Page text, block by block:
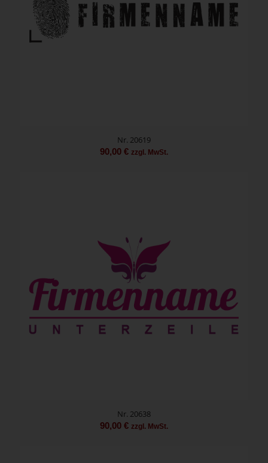
Nr. 20619
90,00 € zzgl. MwSt.
Nr. 20638
90,00 € zzgl. MwSt.